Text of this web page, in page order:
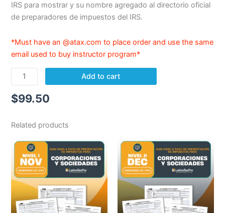
IRS para mostrar y su nombre agregado al directorio oficial
de preparadores de impuestos del IRS.
*Must have an @atax.com to place order and use the same
email used to buy instructor program*
Add to cart
$99.50
Related products